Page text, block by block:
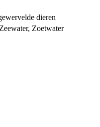
dieren
Zoetwater